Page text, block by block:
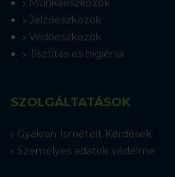
Munkaeszközök
Jelzőeszközök
Védőeszközök
Tisztítás és higiénia
SZOLGÁLTATÁSOK
Gyakran Ismételt Kérdések
Személyes adatok védelme